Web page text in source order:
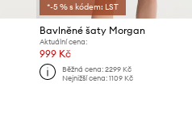
*-5 % s kódem: LST
Bavlněné šaty Morgan
Aktuální cena:
999 Kč
Běžná cena: 2299 Kč
Nejnižší cena: 1109 Kč